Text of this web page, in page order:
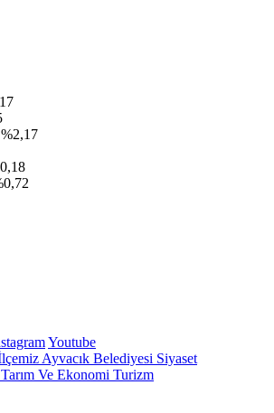
%2,17
Youtube
Ayvacık Belediyesi Siyaset
Ve Ekonomi Turizm